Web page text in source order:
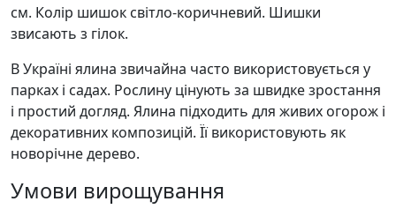
см. Колір шишок світло-коричневий. Шишки
звисають з гілок.
В Україні ялина звичайна часто використовується у
парках і садах. Рослину цінують за швидке зростання
і простий догляд. Ялина підходить для живих огорож і
декоративних композицій. Її використовують як
новорічне дерево.
Умови вирощування